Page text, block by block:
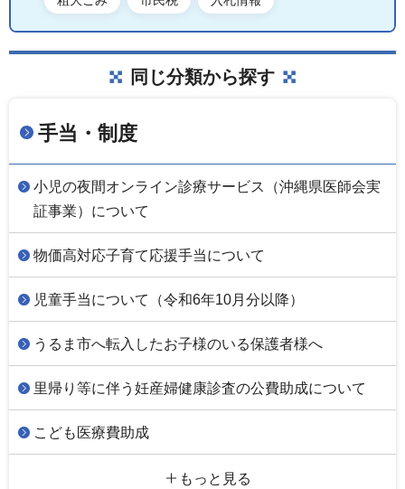
同じ分類から探す
手当・制度
小児の夜間オンライン診療サービス（沖縄県医師会実
証事業）について
物価高対応子育て応援手当について
児童手当について（令和6年10月分以降）
うるま市へ転入したお子様のいる保護者様へ
里帰り等に伴う妊産婦健康診査の公費助成について
こども医療費助成
もっと見る